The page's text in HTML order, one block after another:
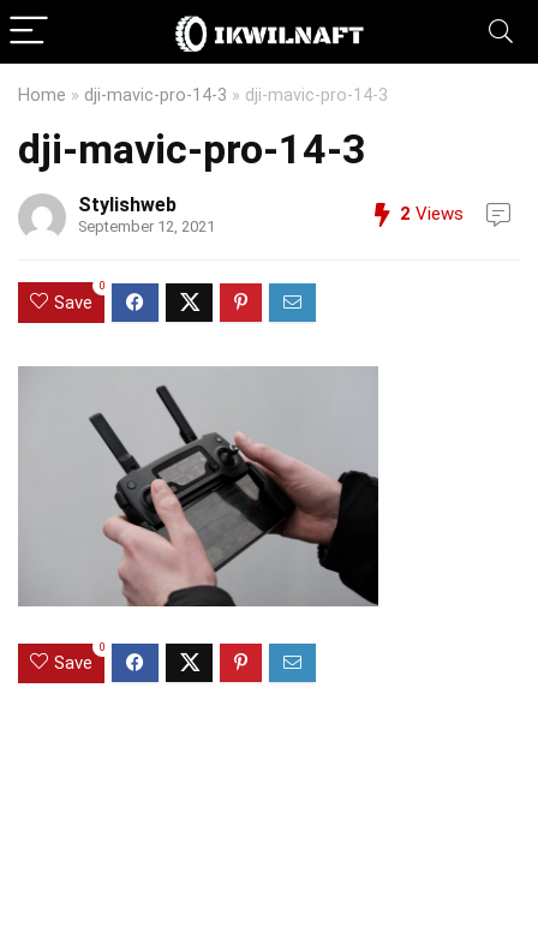
Home » dji-mavic-pro-14-3 » dji-mavic-pro-14-3
dji-mavic-pro-14-3
Stylishweb
September 12, 2021
2 Views
Save
0
Save
0